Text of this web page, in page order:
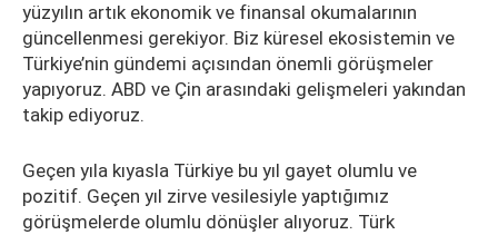
yüzyılın artık ekonomik ve finansal okumalarının
güncellenmesi gerekiyor. Biz küresel ekosistemin ve
Türkiye’nin gündemi açısından önemli görüşmeler
yapıyoruz. ABD ve Çin arasındaki gelişmeleri yakından
takip ediyoruz.
Geçen yıla kıyasla Türkiye bu yıl gayet olumlu ve
pozitif. Geçen yıl zirve vesilesiyle yaptığımız
görüşmelerde olumlu dönüşler alıyoruz. Türk